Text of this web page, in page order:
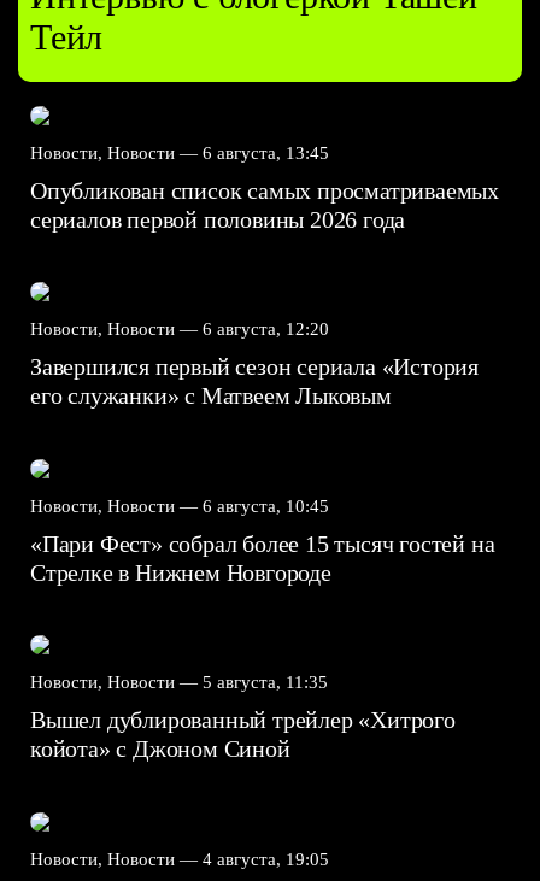
Тейл
Новости, Новости — 6 августа, 13:45
Опубликован список самых просматриваемых
сериалов первой половины 2026 года
Новости, Новости — 6 августа, 12:20
Завершился первый сезон сериала «История
его служанки» с Матвеем Лыковым
Новости, Новости — 6 августа, 10:45
«Пари Фест» собрал более 15 тысяч гостей на
Стрелке в Нижнем Новгороде
Новости, Новости — 5 августа, 11:35
Вышел дублированный трейлер «Хитрого
койота» с Джоном Синой
Новости, Новости — 4 августа, 19:05